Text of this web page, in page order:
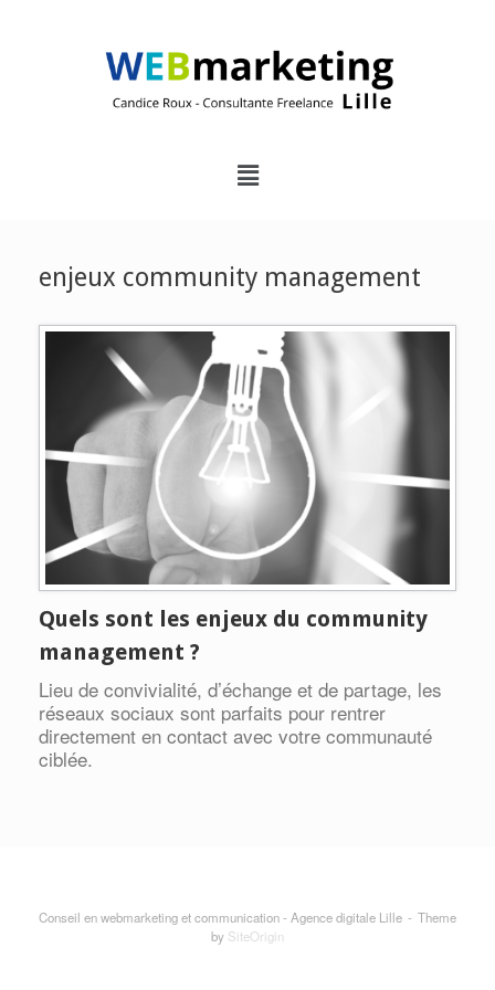
enjeux community management
Quels sont les enjeux du community
management ?
Lieu de convivialité, d’échange et de partage, les
réseaux sociaux sont parfaits pour rentrer
directement en contact avec votre communauté
ciblée.
Conseil en webmarketing et communication - Agence digitale Lille
Theme
by SiteOrigin